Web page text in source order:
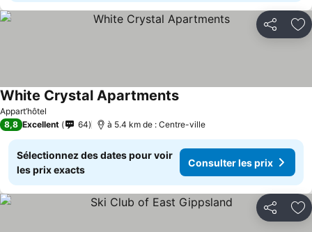
Partager
Appart’hôtel
White Crystal ApartmentsConsulter les prix
8,8 Excellent 64 à 5.4 km de : Centre-ville
Sélectionnez des dates pour voir
les prix exacts
Consulter les prix
Partager